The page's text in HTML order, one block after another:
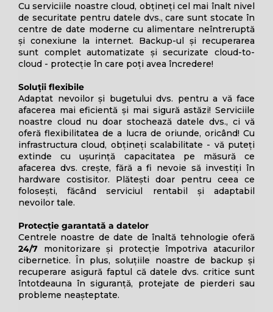
Cu serviciile noastre cloud, obțineți cel mai înalt nivel
de securitate pentru datele dvs., care sunt stocate în
centre de date moderne cu alimentare neîntreruptă
și conexiune la internet. Backup-ul și recuperarea
sunt complet automatizate și securizate cloud-to-
cloud - protecție în care poți avea încredere!
Soluții flexibile
Adaptat nevoilor și bugetului dvs. pentru a vă face
afacerea mai eficientă și mai sigură astăzi! Serviciile
noastre cloud nu doar stochează datele dvs., ci vă
oferă flexibilitatea de a lucra de oriunde, oricând! Cu
infrastructura cloud, obțineți scalabilitate - vă puteți
extinde cu ușurință capacitatea pe măsură ce
afacerea dvs. crește, fără a fi nevoie să investiți în
hardware costisitor. Plătești doar pentru ceea ce
folosești, făcând serviciul rentabil și adaptabil
nevoilor tale.
Protecție garantată a datelor
Centrele noastre de date de înaltă tehnologie oferă
24/7 monitorizare și protecție împotriva atacurilor
cibernetice. În plus, soluțiile noastre de backup și
recuperare asigură faptul că datele dvs. critice sunt
întotdeauna în siguranță, protejate de pierderi sau
probleme neașteptate.